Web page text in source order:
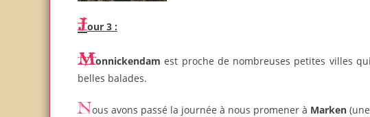
Jour 3 :
Monnickendam est proche de nombreuses petites villes
belles balades.
Nous avons passé la journée à nous promener à Marken